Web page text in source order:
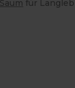
Saum für